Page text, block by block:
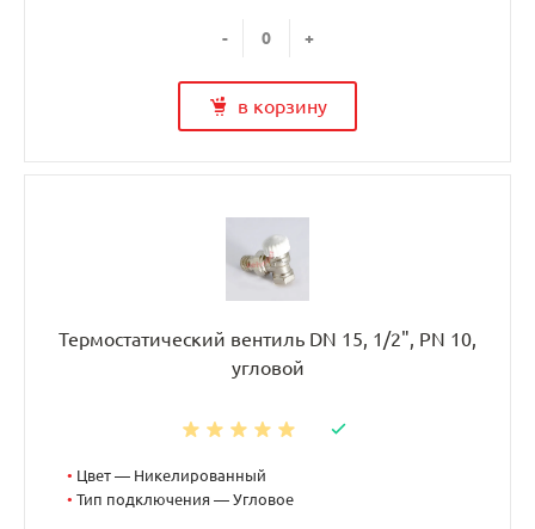
- +
в корзину
Термостатический вентиль DN 15, 1/2", PN 10,
угловой
• Цвет — Никелированный
• Тип подключения — Угловое